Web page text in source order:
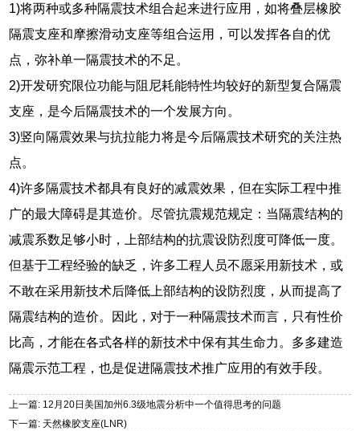
1)将两种或多种隔震技术组合起来进行应用，如将叠层橡胶
隔震支座和摩擦滑动支座等组合运用，可以发挥各自的优
点，弥补单一隔震技术的不足。
2)开发研究限位功能与阻尼耗能特性均较好的新型复合隔震
支座，是今后隔震技术的一个发展方向。
3)竖向隔震效果与抗拉能力将是今后隔震技术研究的关注热
点。
4)许多隔震技术都具有良好的减震效果，但在实际工程中推
广的最大障碍是其造价。尽管抗震规范规定：当隔震结构的
减震系数足够小时，上部结构的抗震设防烈度可降低一度。
但基于工程经验的缺乏，许多工程人员不愿采用新技术，或
不敢在采用新技术后降低上部结构的设防烈度，从而提高了
隔震结构的造价。因此，对于一种隔震技术而言，只有性价
比高，才能在各式各样的新技术中保有其生命力。多多建造
隔震示范工程，也是促进隔震技术推广应用的有效手段。
上一篇: 12月20日美国加州6.3级地震分析中一个值得思考的问题
下一篇: 天然橡胶支座(LNR)